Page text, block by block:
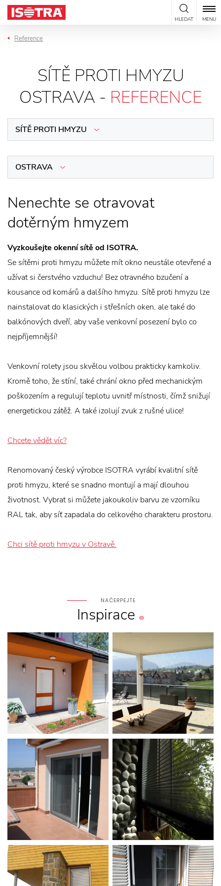
Přeskočit na obsah
HLEDAT MENU
Reference
SÍTĚ PROTI HMYZU
OSTRAVA - REFERENCE
SÍTĚ PROTI HMYZU
OSTRAVA
Nenechte se otravovat
dotěrným hmyzem
Vyzkoušejte okenní sítě od ISOTRA.
Se sítěmi proti hmyzu můžete mít okno neustále otevřené a
užívat si čerstvého vzduchu! Bez otravného bzučení a
kousance od komárů a dalšího hmyzu. Sítě proti hmyzu lze
nainstalovat do klasických i střešních oken, ale také do
balkónových dveří, aby vaše venkovní posezení bylo co
nejpříjemnější!
Venkovní rolety jsou skvělou volbou prakticky kamkoliv.
Kromě toho, že stíní, také chrání okno před mechanickým
poškozením a regulují teplotu uvnitř místnosti, čímž snižují
energetickou zátěž. A také izolují zvuk z rušné ulice!
Chcete vědět víc?
Renomovaný český výrobce ISOTRA vyrábí kvalitní sítě
proti hmyzu, které se snadno montují a mají dlouhou
životnost. Vybrat si můžete jakoukoliv barvu ze vzorníku
RAL tak, aby síť zapadala do celkového charakteru prostoru.
Chci sítě proti hmyzu v Ostravě.
NAČERPEJTE
Inspirace